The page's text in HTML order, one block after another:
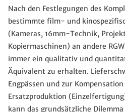
Nach den Festlegungen des
bestimmte film- und
(Kameras, 16mm-Technik,
Kopiermaschinen) an andere
immer ein qualitativ und
Äquivalent zu erhalten.
Engpässen und zur
Ersatzproduktion
kann das grundsätzliche